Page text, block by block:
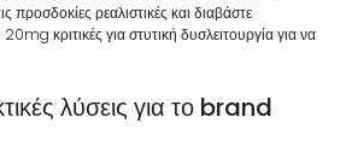
προσδοκίες ρεαλιστικές και διαβάστε
κριτικές για στυτική δυσλειτουργία για να
λύσεις για το brand